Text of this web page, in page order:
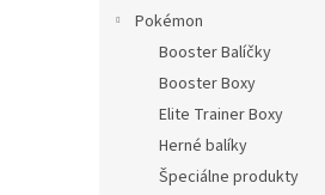
Pokémon
Booster Balíčky
Booster Boxy
Elite Trainer Boxy
Herné balíky
Špeciálne produkty